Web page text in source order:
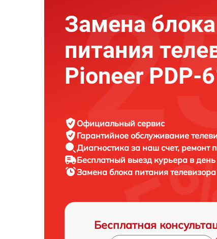
Замена блока
питания
Pioneer PDP-
Официальный сервис
Гарантийное обслуживание
Диагностика за наш счет, ремонт
Бесплатный выезд курьера в
Замена блока питания телевизора
Бесплатная